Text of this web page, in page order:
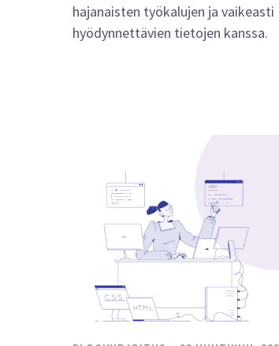
hajanaisten työkalujen ja vaikeasti
hyödynnettävien tietojen kanssa.